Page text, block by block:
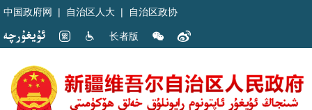
中国政府网 | 自治区人大 | 自治区政协
长者版